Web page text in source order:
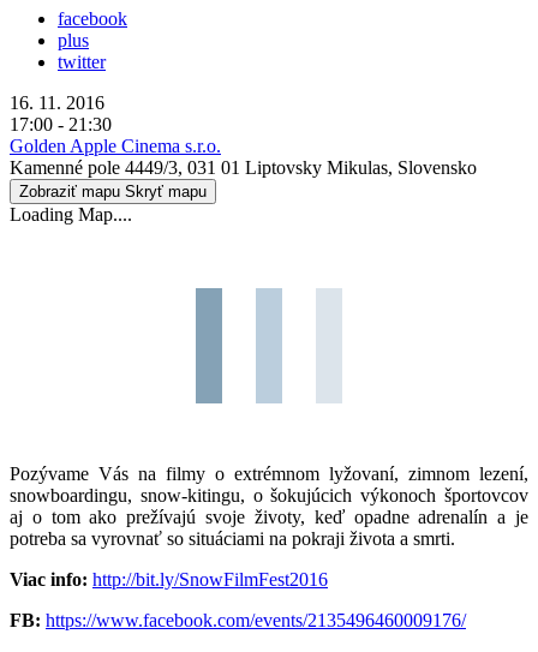
facebook
plus
twitter
16. 11. 2016
17:00 - 21:30
Golden Apple Cinema s.r.o.
Kamenné pole 4449/3, 031 01 Liptovsky Mikulas, Slovensko
Zobraziť mapu Skryť mapu
Loading Map....
Pozývame Vás na filmy o extrémnom lyžovaní, zimnom lezení,
snowboardingu, snow-kitingu, o šokujúcich výkonoch športovcov
aj o tom ako prežívajú svoje životy, keď opadne adrenalín a je
potreba sa vyrovnať so situáciami na pokraji života a smrti.
Viac info: http://bit.ly/SnowFilmFest2016
FB: https://www.facebook.com/events/2135496460009176/